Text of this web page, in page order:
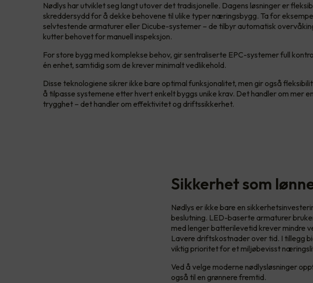
Nødlys har utviklet seg langt utover det tradisjonelle. Dagens løsninger er
skreddersydd for å dekke behovene til ulike typer næringsbygg. Ta for
selvtestende armaturer eller Dicube-systemer – de tilbyr automatisk
kutter behovet for manuell inspeksjon.
For store bygg med komplekse behov, gir sentraliserte EPC-systemer full
én enhet, samtidig som de krever minimalt vedlikehold.
Disse teknologiene sikrer ikke bare optimal funksjonalitet, men gir også
å tilpasse systemene etter hvert enkelt byggs unike krav. Det handler om mer
trygghet – det handler om effektivitet og driftssikkerhet.
Sikkerhet som
Nødlys er ikke bare en
beslutning. LED-baserte armaturer
med lenger batterilevetid krever mindre
Lavere driftskostnader over tid. I tillegg
viktig prioritet for et miljøbevisst
Ved å velge moderne nødlysløsninger
også til en grønnere fremtid.